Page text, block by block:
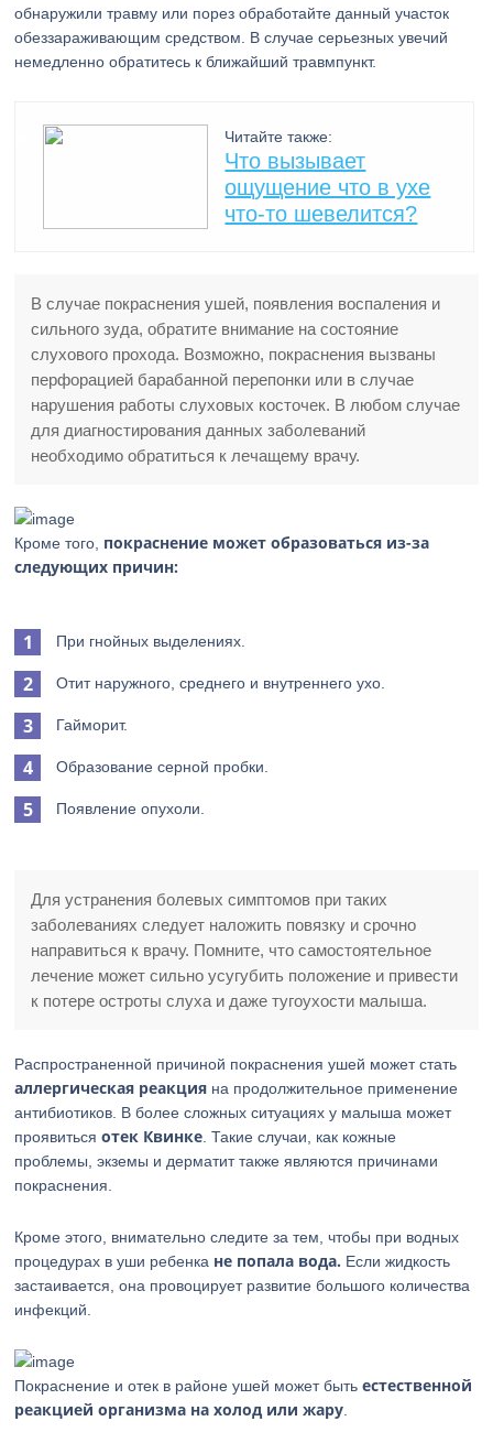
обнаружили травму или порез обработайте данный участок
обеззараживающим средством. В случае серьезных увечий
немедленно обратитесь к ближайший травмпункт.
Читайте также:
Что вызывает
ощущение что в ухе
что-то шевелится?
В случае покраснения ушей, появления воспаления и
сильного зуда, обратите внимание на состояние
слухового прохода. Возможно, покраснения вызваны
перфорацией барабанной перепонки или в случае
нарушения работы слуховых косточек. В любом случае
для диагностирования данных заболеваний
необходимо обратиться к лечащему врачу.
Кроме того, покраснение может образоваться из-за
следующих причин:
При гнойных выделениях.
Отит наружного, среднего и внутреннего ухо.
Гайморит.
Образование серной пробки.
Появление опухоли.
Для устранения болевых симптомов при таких
заболеваниях следует наложить повязку и срочно
направиться к врачу. Помните, что самостоятельное
лечение может сильно усугубить положение и привести
к потере остроты слуха и даже тугоухости малыша.
Распространенной причиной покраснения ушей может стать
аллергическая реакция на продолжительное применение
антибиотиков. В более сложных ситуациях у малыша может
проявитьсяотек Квинке . Такие случаи, как кожные
проблемы, экземы и дерматит также являются причинами
покраснения.
Кроме этого, внимательно следите за тем, чтобы при водных
процедурах в уши ребенка не попала вода. Если жидкость
застаивается, она провоцирует развитие большого количества
инфекций.
Покраснение и отек в районе ушей может бытьестественной
реакцией организма на холод или жару